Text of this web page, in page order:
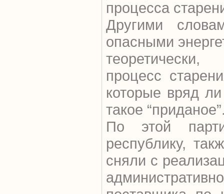
процесса
Другими
опасными
процесс
которые вряд
такое
По этой
республику,
сняли с